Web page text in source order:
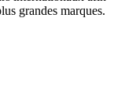
grandes marques.